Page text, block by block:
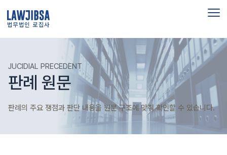
법무법인 로집사
JUCIDIAL PRECEDENT
판례 원문
판례의 주요 쟁점과 판단 내용을 원문 구조에 맞춰 확인할 수 있습니다.